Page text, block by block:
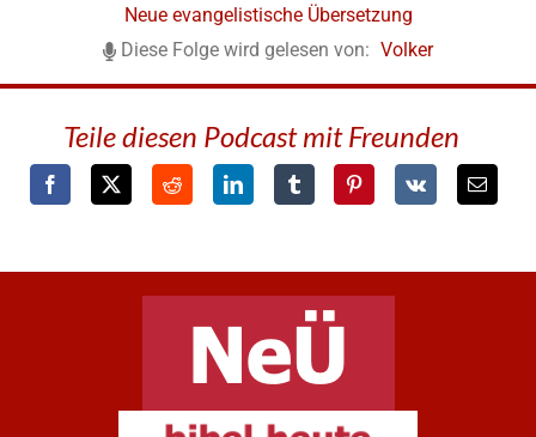
Neue evangelistische Übersetzung
Diese Folge wird gelesen von: Volker
Teile diesen Podcast mit Freunden